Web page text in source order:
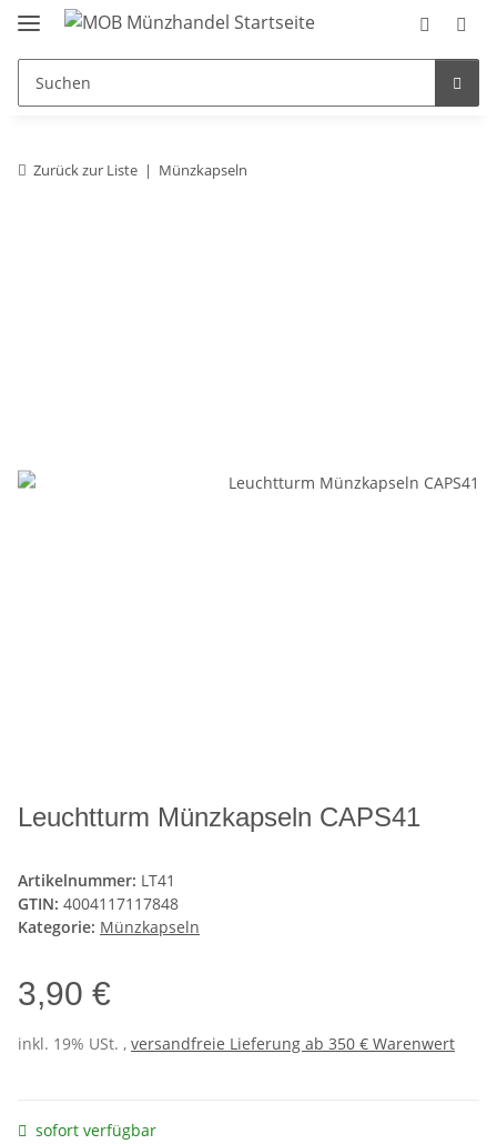
Zurück zur Liste Münzkapseln
Leuchtturm Münzkapseln CAPS41
Artikelnummer: LT41
GTIN: 4004117117848
Kategorie: Münzkapseln
3,90 €
inkl. 19% USt. , versandfreie Lieferung ab 350 € Warenwert
sofort verfügbar